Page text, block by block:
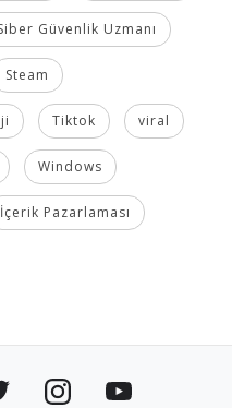
Güvenlik Uzmanı
Steam
Tiktok viral
Windows
İçerik Pazarlaması